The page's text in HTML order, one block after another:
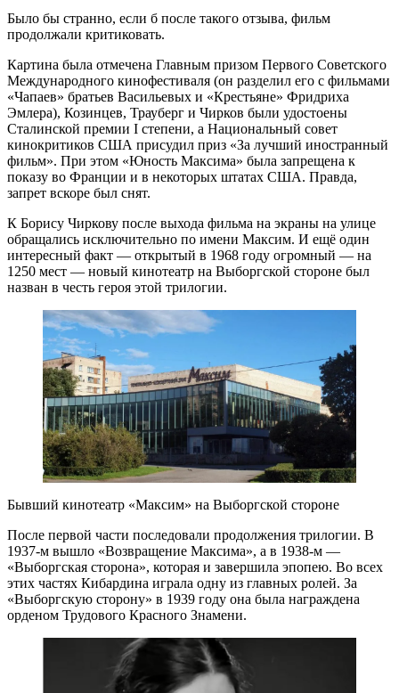
Было бы странно, если б после такого отзыва, фильм
продолжали критиковать.
Картина была отмечена Главным призом Первого Советского
Международного кинофестиваля (он разделил его с фильмами
«Чапаев» братьев Васильевых и «Крестьяне» Фридриха
Эмлера), Козинцев, Трауберг и Чирков были удостоены
Сталинской премии I степени, а Национальный совет
кинокритиков США присудил приз «За лучший иностранный
фильм». При этом «Юность Максима» была запрещена к
показу во Франции и в некоторых штатах США. Правда,
запрет вскоре был снят.
К Борису Чиркову после выхода фильма на экраны на улице
обращались исключительно по имени Максим. И ещё один
интересный факт — открытый в 1968 году огромный — на
1250 мест — новый кинотеатр на Выборгской стороне был
назван в честь героя этой трилогии.
Бывший кинотеатр «Максим» на Выборгской стороне
После первой части последовали продолжения трилогии. В
1937-м вышло «Возвращение Максима», а в 1938-м —
«Выборгская сторона», которая и завершила эпопею. Во всех
этих частях Кибардина играла одну из главных ролей. За
«Выборгскую сторону» в 1939 году она была награждена
орденом Трудового Красного Знамени.